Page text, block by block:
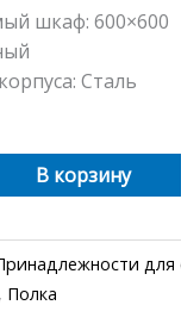
шкаф: 600×600
Сталь
В корзину
для
Полка